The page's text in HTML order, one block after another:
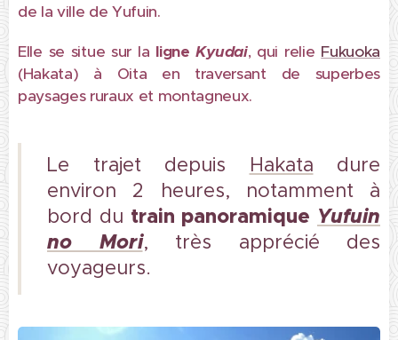
de la ville de Yufuin.
Elle se situe sur la ligneKyudai, qui relie Fukuoka
(Hakata) à Oita en traversant de superbes
paysages ruraux et montagneux.
Le trajet depuis Hakata dure
environ 2 heures, notamment à
bord du train panoramique Yufuin
no Mori, très apprécié des
voyageurs.